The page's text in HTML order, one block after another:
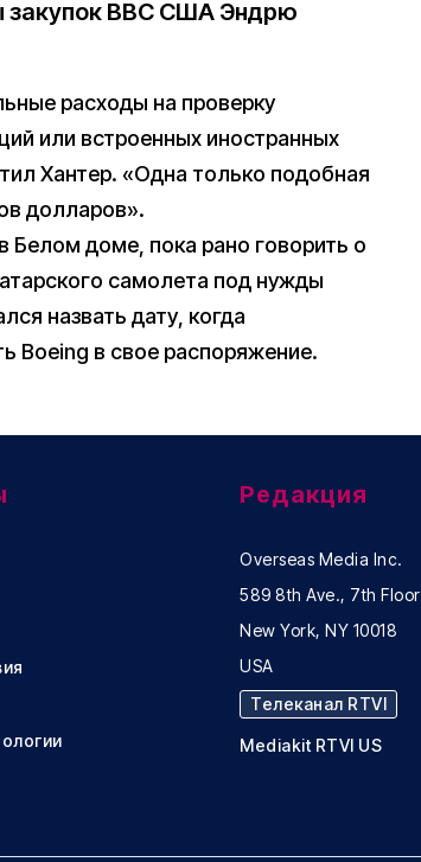
закупок ВВС США Эндрю
расходы на проверку
или встроенных иностранных
Хантер. «Одна только подобная
долларов».
Белом доме, пока рано говорить о
самолета под нужды
назвать дату, когда
Boeing в свое распоряжение.
Редакция
Overseas Media Inc.
589 8th Ave., 7th Floor
New York, NY 10018
USA
Телеканал RTVI
Mediakit RTVI US